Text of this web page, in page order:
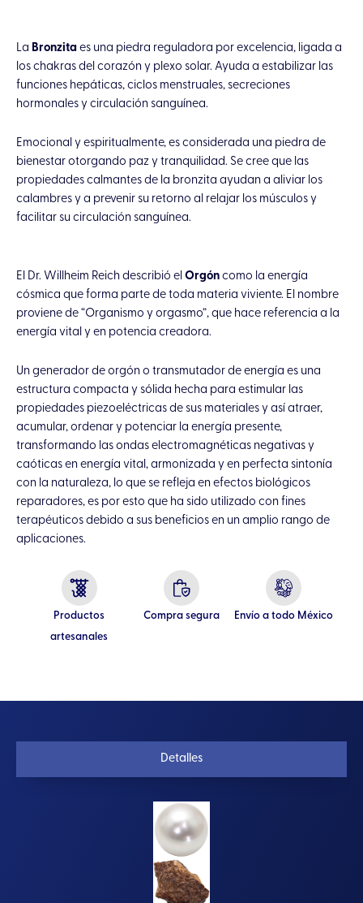
La Bronzita es una piedra reguladora por excelencia, ligada a
los chakras del corazón y plexo solar. Ayuda a estabilizar las
funciones hepáticas, ciclos menstruales, secreciones
hormonales y circulación sanguínea.
Emocional y espiritualmente, es considerada una piedra de
bienestar otorgando paz y tranquilidad. Se cree que las
propiedades calmantes de la bronzita ayudan a aliviar los
calambres y a prevenir su retorno al relajar los músculos y
facilitar su circulación sanguínea.
El Dr. Willheim Reich describió el Orgón como la energía
cósmica que forma parte de toda materia viviente. El nombre
proviene de “Organismo y orgasmo”, que hace referencia a la
energía vital y en potencia creadora.
Un generador de orgón o transmutador de energía es una
estructura compacta y sólida hecha para estimular las
propiedades piezoeléctricas de sus materiales y así atraer,
acumular, ordenar y potenciar la energía presente,
transformando las ondas electromagnéticas negativas y
caóticas en energía vital, armonizada y en perfecta sintonía
con la naturaleza, lo que se refleja en efectos biológicos
reparadores, es por esto que ha sido utilizado con fines
terapéuticos debido a sus beneficios en un amplio rango de
aplicaciones.
Productos
artesanales
Compra segura Envío a todo México
Detalles